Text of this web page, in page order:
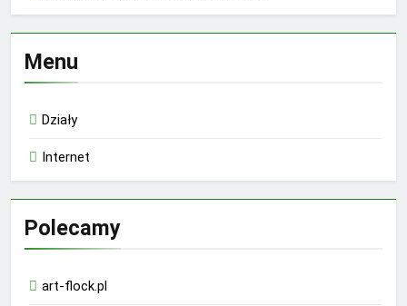
Menu
Działy
Internet
Polecamy
art-flock.pl